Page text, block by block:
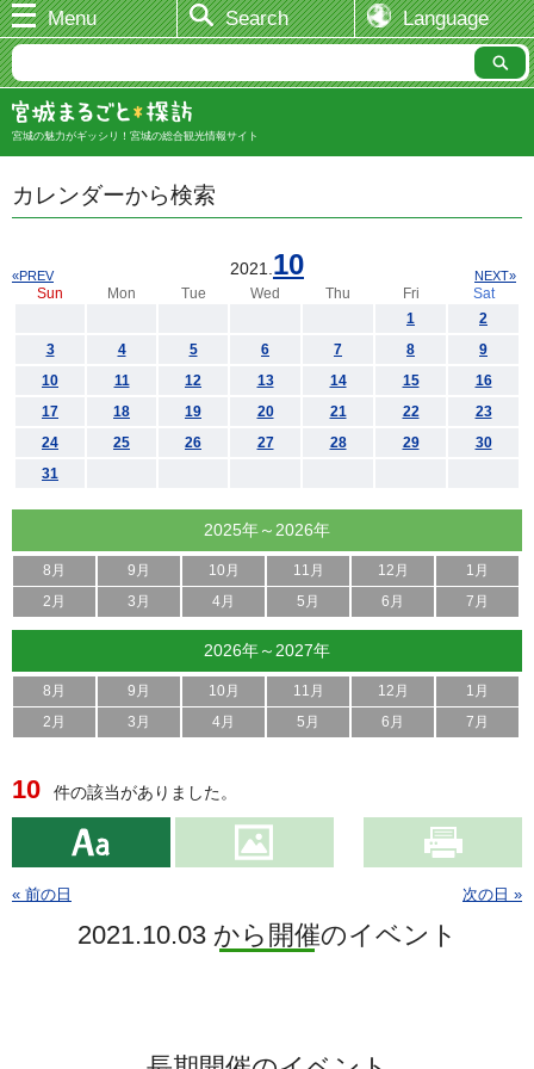
Menu Search Language
宮城の魅力がギッシリ！宮城の総合観光情報サイト
カレンダーから検索
2021. 10
«PREV NEXT»
Sun Mon Tue Wed Thu Fri
Sat
1
2
3
4 5 6 7 8
9
10
11 12 13 14 15
16
17
18 19 20 21 22
23
24
25 26 27 28 29
30
31
2025年～2026年
8月 9月 10月 11月 12月
1月
2月
3月 4月 5月 6月 7月
2026年～2027年
8月 9月 10月 11月 12月
1月
2月
3月 4月 5月 6月 7月
10 件の該当がありました。
« 前の日 次の日 »
2021.10.03 から開催のイベント